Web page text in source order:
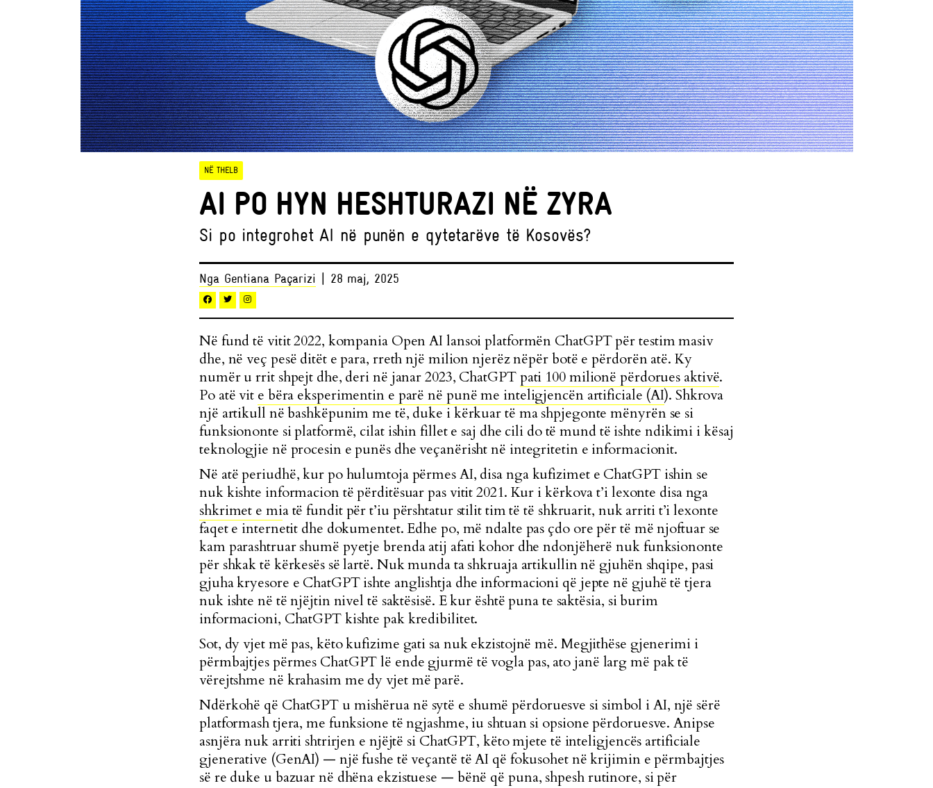
NË THELB
AI PO HYN HESHTURAZI NË ZYRA
Si po integrohet AI në punën e qytetarëve të Kosovës?
Nga Gentiana Paçarizi | 28 maj, 2025
Në fund të vitit 2022, kompania Open AI lansoi platformën ChatGPT për testim masiv
dhe, në veç pesë ditët e para, rreth një milion njerëz nëpër botë e përdorën atë. Ky
numër u rrit shpejt dhe, deri në janar 2023, ChatGPTpati 100 milionë përdorues aktivë.
Po atë vit e bëra eksperimentin e parë në punë me inteligjencën artificiale (AI). Shkrova
një artikull në bashkëpunim me të, duke i kërkuar të ma shpjegonte mënyrën se si
funksiononte si platformë, cilat ishin fillet e saj dhe cili do të mund të ishte ndikimi i kësaj
teknologjie në procesin e punës dhe veçanërisht në integritetin e informacionit.
Në atë periudhë, kur po hulumtoja përmes AI, disa nga kufizimet e ChatGPT ishin se
nuk kishte informacion të përditësuar pas vitit 2021. Kur i kërkova t’i lexonte disa nga
shkrimet e mia të fundit për t’iu përshtatur stilit tim të të shkruarit, nuk arriti t’i lexonte
faqet e internetit dhe dokumentet. Edhe po, më ndalte pas çdo ore për të më njoftuar se
kam parashtruar shumë pyetje brenda atij afati kohor dhe ndonjëherë nuk funksiononte
për shkak të kërkesës së lartë. Nuk munda ta shkruaja artikullin në gjuhën shqipe, pasi
gjuha kryesore e ChatGPT ishte anglishtja dhe informacioni që jepte në gjuhë të tjera
nuk ishte në të njëjtin nivel të saktësisë. E kur është puna te saktësia, si burim
informacioni, ChatGPT kishte pak kredibilitet.
Sot, dy vjet më pas, këto kufizime gati sa nuk ekzistojnë më. Megjithëse gjenerimi i
përmbajtjes përmes ChatGPT lë ende gjurmë të vogla pas, ato janë larg më pak të
vërejtshme në krahasim me dy vjetmë parë.
Ndërkohë që ChatGPT u mishërua në sytë e shumë përdoruesve si simbol i AI, një sërë
platformash tjera, me funksione të ngjashme, iu shtuan si opsione përdoruesve. Anipse
asnjëra nuk arriti shtrirjen e njëjtë si ChatGPT, këto mjete të inteligjencës artificiale
gjenerative (GenAI) — një fushe të veçantë të AI që fokusohet në krijimin e përmbajtjes
së re duke u bazuar në dhëna ekzistuese — bënë që puna, shpeshrutinore, si për